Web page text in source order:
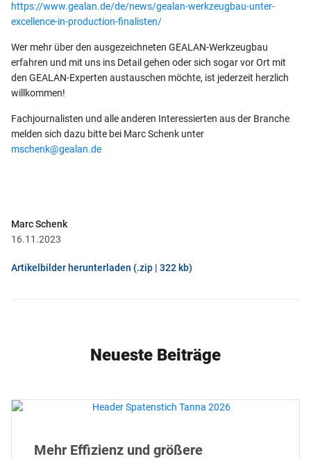
https://www.gealan.de/de/news/gealan-werkzeugbau-unter-
excellence-in-production-finalisten/
Wer mehr über den ausgezeichneten GEALAN-Werkzeugbau
erfahren und mit uns ins Detail gehen oder sich sogar vor Ort mit
den GEALAN-Experten austauschen möchte, ist jederzeit herzlich
willkommen!
Fachjournalisten und alle anderen Interessierten aus der Branche
melden sich dazu bitte bei Marc Schenk unter
mschenk@gealan.de
Marc Schenk
16.11.2023
Artikelbilder herunterladen (.zip | 322 kb)
Neueste Beiträge
Mehr Effizienz und größere